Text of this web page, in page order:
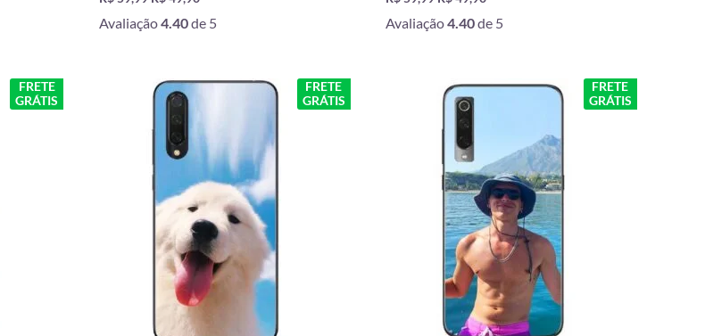
Avaliação4.40de 5 Avaliação4.40de 5
FRETE
GRÁTIS
FRETE
GRÁTIS
O
preço
original
era:
R$ 59,99.
O
é:
R$ 49,90.
FRETE
GRÁTIS
preço
original
era:
R$ 59,99.
O
R$ 49,90.